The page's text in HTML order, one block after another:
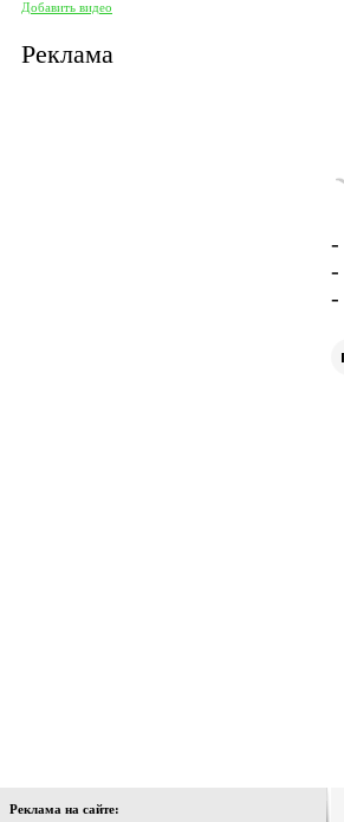
Добавить видео
Реклама
-
-
-
Реклама на сайте: